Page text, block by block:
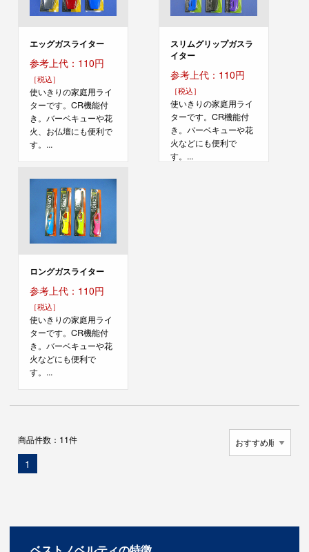
エッグガスライター
参考上代：110円
［税込］
使いきりの家庭用ライ
ターです。CR機能付
き。バーベキューや花
火、お仏壇にも便利で
す。...
スリムグリップガスラ
イター
参考上代：110円
［税込］
使いきりの家庭用ライ
ターです。CR機能付
き。バーベキューや花
火などにも便利で
す。...
ロングガスライター
参考上代：110円
［税込］
使いきりの家庭用ライ
ターです。CR機能付
き。バーベキューや花
火などにも便利で
す。...
商品件数：11件
現
ー
1